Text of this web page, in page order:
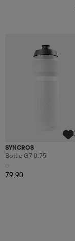
SYNCROS
Bottle G7 0.75l
79,90